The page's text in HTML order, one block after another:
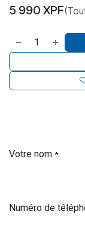
5 990 XPF
Votre nom *
Numéro de